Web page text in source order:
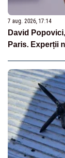
7 aug. 2026, 17:14
David
Paris. Experții